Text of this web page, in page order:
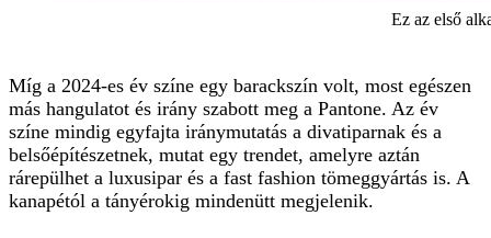
Ez az első
Míg a 2024-es év színe egy barackszín volt, most egészen
más hangulatot és irány szabott meg a Pantone. Az év
színe mindig egyfajta iránymutatás a divatiparnak és a
belsőépítészetnek, mutat egy trendet, amelyre aztán
rárepülhet a luxusipar és a fast fashion tömeggyártás is. A
kanapétól a tányérokig mindenütt megjelenik.